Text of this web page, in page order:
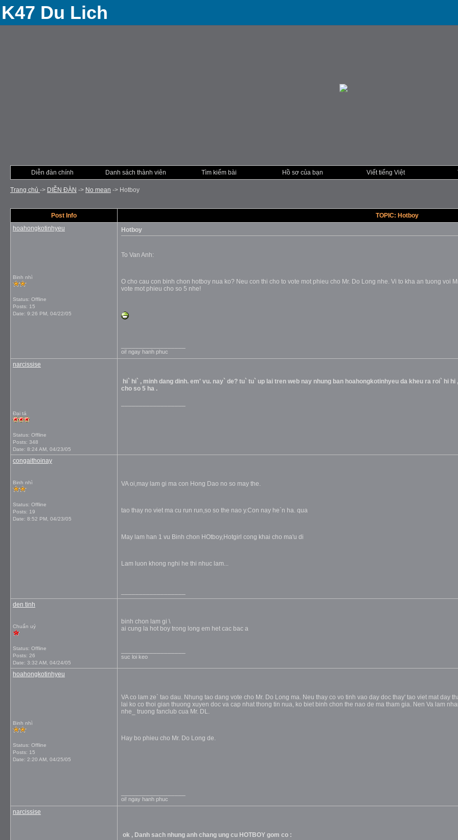
K47 Du Lich
Diễn đàn chính Danh sách thành viên Tìm kiếm bài Hồ sơ của bạn Viết tiếng Việt
Trang chủ -> DIỄN ÐÀN -> No mean -> Hotboy
Post Info
TOPIC: Hotboy
hoahongkotinhyeu
Binh nhì
Status: Offline
Posts: 15
Date: 9:26 PM, 04/22/05
Hotboy
To Van Anh:
O cho cau con binh chon hotboy nua ko? Neu con thi cho to vote mot phieu cho Mr. Do Long nhe. Vi to kha an tuong voi
vote mot phieu cho so 5 nhe!
oi! ngay hanh phuc
narcissise
Đại tá
Status: Offline
Posts: 348
Date: 8:24 AM, 04/23/05
hi` hi` , minh dang dinh. em' vu. nay` de? tu` tu` up lai tren web nay nhung ban hoahongkotinhyeu da kheu ra roi` hi
cho so 5 ha .
congaithoinay
Binh nhì
Status: Offline
Posts: 19
Date: 8:52 PM, 04/23/05
VA oi,may lam gi ma con Hong Dao no so may the.
tao thay no viet ma cu run run,so so the nao y.Con nay he`n ha. qua
May lam han 1 vu Binh chon HOtboy,Hotgirl cong khai cho ma'u di
Lam luon khong nghi he thi nhuc lam...
den tinh
Chuẩn uý
Status: Offline
Posts: 26
Date: 3:32 AM, 04/24/05
binh chon lam gi \
ai cung la hot boy trong long em het cac bac a
suc loi keo
hoahongkotinhyeu
Binh nhì
Status: Offline
Posts: 15
Date: 2:20 AM, 04/25/05
VA co lam ze` tao dau. Nhung tao dang vote cho Mr. Do Long ma. Neu thay co vo tinh vao day doc thay' tao viet mat day
lai ko co thoi gian thuong xuyen doc va cap nhat thong tin nua, ko biet binh chon the nao de ma tham gia. Nen Va lam
nhe_ truong fanclub cua Mr. DL.
Hay bo phieu cho Mr. Do Long de.
oi! ngay hanh phuc
narcissise
ok , Danh sach nhung anh chang ung cu HOTBOY gom co :